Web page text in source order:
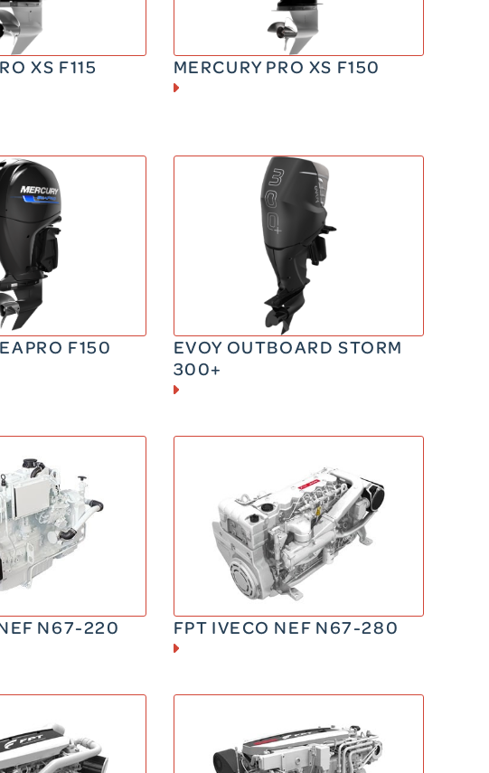
XS F115 MERCURY PRO XS F150
F150
ELECTRIQUE
300 CV
EVOY OUTBOARD STORM
300+
CV
N67-220
DIESEL
180 – 280 CV
605 kg
FPT IVECO NEF N67-280
DIESEL